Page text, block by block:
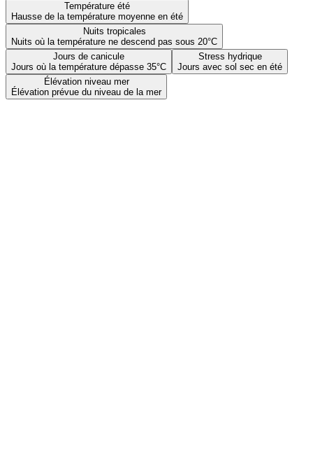
Température été
Hausse de la température moyenne en été
Nuits tropicales
Nuits où la température ne descend pas sous 20°C
Jours de canicule
Jours où la température dépasse 35°C
Stress hydrique
Jours avec sol sec en été
Élévation niveau mer
Élévation prévue du niveau de la mer